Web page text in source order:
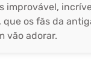
improvável,
que os fãs da
vão adorar.